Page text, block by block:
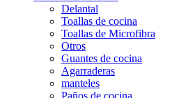
Delantal
Toallas de cocina
Toallas de Microfibra
Otros
Guantes de cocina
Agarraderas
manteles